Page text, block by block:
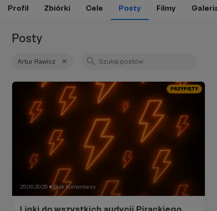
Profil Zbiórki Cele Posty Filmy
Posty
Artur Rawicz
PRZYPIĘTY
25.09.2025 ● Brak komentarzy